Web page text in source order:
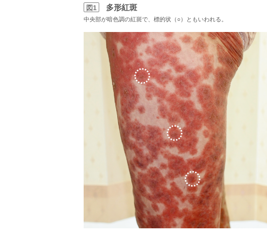
図1 多形紅斑
中央部が暗色調の紅斑で、標的状（○）ともいわれる。